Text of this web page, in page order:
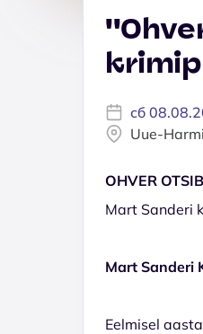
сб
Uue-
OHVER
Mart Sanderi
Mart Sanderi
Eelmisel